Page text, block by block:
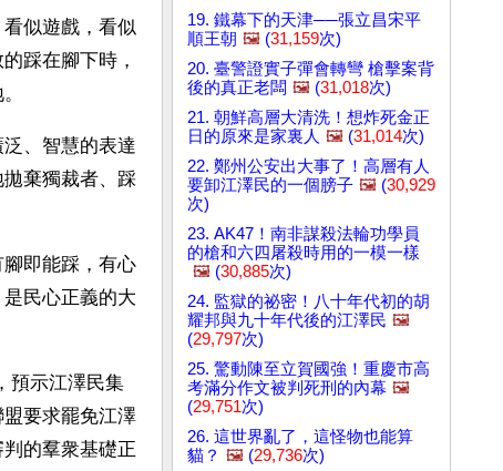
似遊戲，看似
踩在腳下時，
、智慧的表達
棄獨裁者、踩
即能踩，有心
民心正義的大
預示江澤民集
要求罷免江澤
的羣衆基礎正
19. 鐵幕下的天津──張立昌宋平
順王朝 🖼️ (31,159次)
20. 臺警證實子彈會轉彎 槍擊案背
後的真正老闆 🖼️ (31,018次)
21. 朝鮮高層大清洗！想炸死金正
日的原來是家裏人 🖼️ (31,014次)
22. 鄭州公安出大事了！高層有人
要卸江澤民的一個膀子 🖼️ (30,929
次)
23. AK47！南非謀殺法輪功學員
的槍和六四屠殺時用的一模一樣
🖼️ (30,885次)
24. 監獄的祕密！八十年代初的胡
耀邦與九十年代後的江澤民 🖼️
(29,797次)
25. 驚動陳至立賀國強！重慶市高
考滿分作文被判死刑的內幕 🖼️
(29,751次)
26. 這世界亂了，這怪物也能算
貓？ 🖼️ (29,736次)